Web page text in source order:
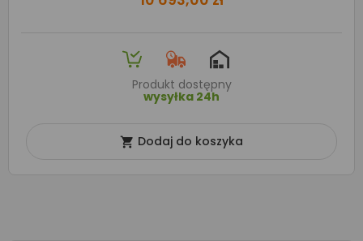
Produkt dostępny
wysyłka 24h
 Dodaj do koszyka